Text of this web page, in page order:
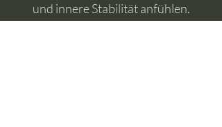
und innere Stabilität anfühlen.
So entsteht mit der Zeit ein